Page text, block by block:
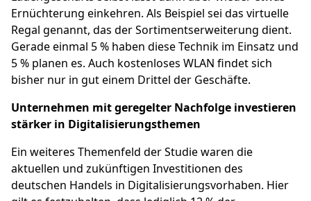
Ernüchterung einkehren. Als Beispiel sei das virtuelle
Regal genannt, das der Sortimentserweiterung dient.
Gerade einmal 5 % haben diese Technik im Einsatz und
5 % planen es. Auch kostenloses WLAN findet sich
bisher nur in gut einem Drittel der Geschäfte.
Unternehmen mit geregelter Nachfolge investieren
stärker in Digitalisierungsthemen
Ein weiteres Themenfeld der Studie waren die
aktuellen und zukünftigen Investitionen des
deutschen Handels in Digitalisierungsvorhaben. Hier